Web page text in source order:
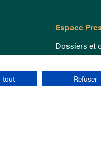
Espace
Dossiers et
tout Refuser